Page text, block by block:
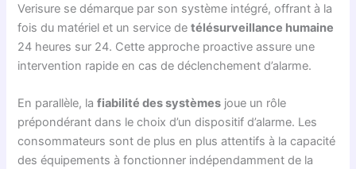
Verisure se démarque par son système intégré, offrant à la
fois du matériel et un service detélésurveillance humaine
24 heures sur 24. Cette approche proactive assure une
intervention rapide en cas de déclenchement d’alarme.
En parallèle, lafiabilité des systèmes joue un rôle
prépondérant dans le choix d’un dispositif d’alarme. Les
consommateurs sont de plus en plus attentifs à la capacité
des équipements à fonctionner indépendamment de la